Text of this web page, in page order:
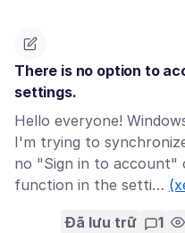
There is no option to
settings.
Hello everyone!
I'm trying to
no "Sign in to account"
function in the setti…
Đã lưu trữ 1